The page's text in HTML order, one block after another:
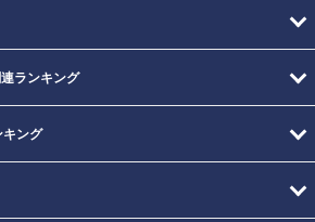
ランキング
キング